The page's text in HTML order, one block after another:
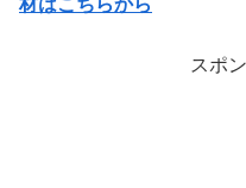
材はこちらから
スポ